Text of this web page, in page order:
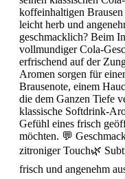
koffeinhaltigen
leicht herb und
geschmacklich? Beim
vollmundiger Cola-
erfrischend auf der
Aromen sorgen für
Brausenote, einem
die dem Ganzen Tiefe
klassische Softdrink-
Gefühl eines frisch
möchten. 💬
zitroniger Touch🌿
frisch und angenehm